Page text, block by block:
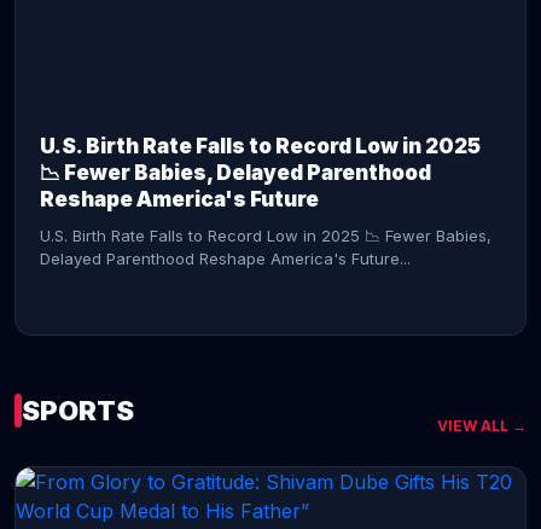
U.S. Birth Rate Falls to Record Low in 2025
📉 Fewer Babies, Delayed Parenthood
Reshape America's Future
U.S. Birth Rate Falls to Record Low in 2025 📉 Fewer Babies,
Delayed Parenthood Reshape America's Future...
SPORTS VIEW ALL →